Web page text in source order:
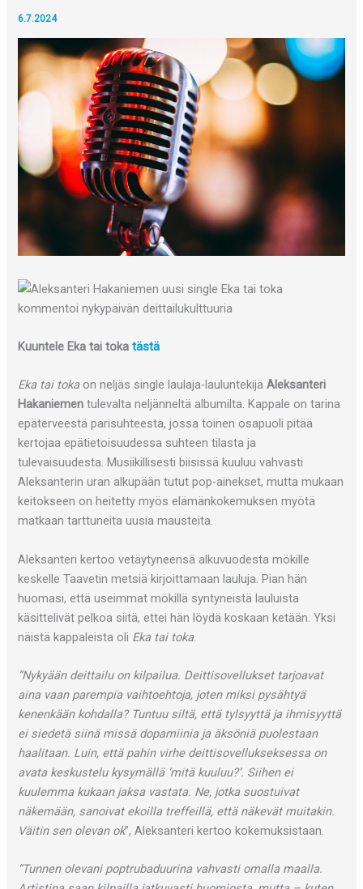
6.7.2024
Kuuntele Eka tai tokatästä
Eka tai toka on neljäs single laulaja-lauluntekijäAleksanteri
Hakaniemen tulevalta neljänneltä albumilta. Kappale on tarina
epäterveestä parisuhteesta, jossa toinen osapuoli pitää
kertojaa epätietoisuudessa suhteen tilasta ja
tulevaisuudesta. Musiikillisesti biisissä kuuluu vahvasti
Aleksanterin uran alkupään tutut pop-ainekset, mutta mukaan
keitokseen on heitetty myös elämänkokemuksen myötä
matkaan tarttuneita uusia mausteita.
Aleksanteri kertoo vetäytyneensä alkuvuodesta mökille
keskelle Taavetin metsiä kirjoittamaan lauluja. Pian hän
huomasi, että useimmat mökillä syntyneistä lauluista
käsittelivät pelkoa siitä, ettei hän löydä koskaan ketään. Yksi
näistä kappaleista oli Eka tai toka.
“Nykyään deittailu on kilpailua. Deittisovellukset tarjoavat
aina vaan parempia vaihtoehtoja, joten miksi pysähtyä
kenenkään kohdalla? Tuntuu siltä, että tylsyyttä ja ihmisyyttä
ei siedetä siinä missä dopamiinia ja äksöniä puolestaan
haalitaan. Luin, että pahin virhe deittisovellukseksessa on
avata keskustelu kysymällä ‘mitä kuuluu?’. Siihen ei
kuulemma kukaan jaksa vastata. Ne, jotka suostuivat
näkemään, sanoivat ekoilla treffeillä, että näkevät muitakin.
Väitin sen olevan ok”, Aleksanteri kertoo kokemuksistaan.
“Tunnen olevani poptrubaduurina vahvasti omalla maalla.